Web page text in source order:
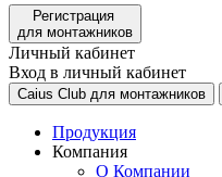
Регистрация
для монтажников
Личный кабинет
Вход в личный кабинет
Caius Club для монтажников
Продукция
Компания
О Компании